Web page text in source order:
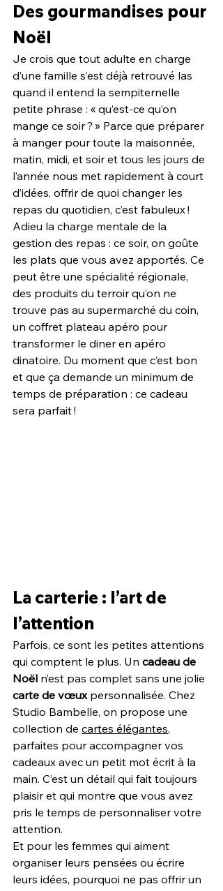
Des gourmandises pour
Noël
Je crois que tout adulte en charge
d’une famille s’est déjà retrouvé las
quand il entend la sempiternelle
petite phrase : « qu’est-ce qu’on
mange ce soir ? » Parce que préparer
à manger pour toute la maisonnée,
matin, midi, et soir et tous les jours de
l’année nous met rapidement à court
d’idées, offrir de quoi changer les
repas du quotidien, c’est fabuleux !
Adieu la charge mentale de la
gestion des repas : ce soir, on goûte
les plats que vous avez apportés. Ce
peut être une spécialité régionale,
des produits du terroir qu’on ne
trouve pas au supermarché du coin,
un coffret plateau apéro pour
transformer le diner en apéro
dinatoire. Du moment que c’est bon
et que ça demande un minimum de
temps de préparation : ce cadeau
sera parfait !
La carterie : l’art de
l’attention
Parfois, ce sont les petites attentions
qui comptent le plus. Un cadeau de
Noël n’est pas complet sans une jolie
carte de vœux personnalisée. Chez
Studio Bambelle, on propose une
collection de cartes élégantes,
parfaites pour accompagner vos
cadeaux avec un petit mot écrit à la
main. C’est un détail qui fait toujours
plaisir et qui montre que vous avez
pris le temps de personnaliser votre
attention.
Et pour les femmes qui aiment
organiser leurs pensées ou écrire
leurs idées, pourquoi ne pas offrir un